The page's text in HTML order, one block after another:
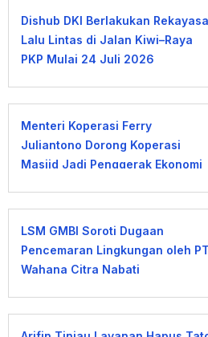
Dishub DKI Berlakukan Rekayasa
Lalu Lintas di Jalan Kiwi–Raya
PKP Mulai 24 Juli 2026
Menteri Koperasi Ferry
Juliantono Dorong Koperasi
Masjid Jadi Penggerak Ekonomi
LSM GMBI Soroti Dugaan
Pencemaran Lingkungan oleh PT
Wahana Citra Nabati